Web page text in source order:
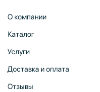
О компании
Каталог
Услуги
Доставка и оплата
Отзывы